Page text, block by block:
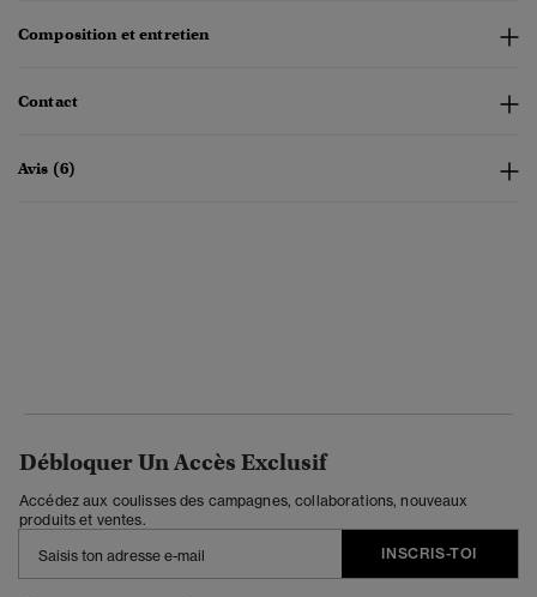
Composition et entretien
Contact
Avis (6)
Débloquer Un Accès Exclusif
Accédez aux coulisses des campagnes, collaborations, nouveaux
produits et ventes.
INSCRIS-TOI